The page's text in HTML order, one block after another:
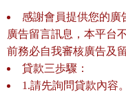
感謝會員提供您的廣
廣告留言訊息，本平台
前務必自我審核廣告及
貸款三歩驟：
1.請先詢問貸款內容。